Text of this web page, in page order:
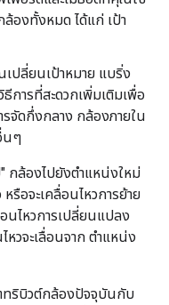
ล้องทั้งหมด ได้แก่ เป้า
ปลี่ยนเป้าหมาย แบริ่ง
ธีการที่สะดวกเพิ่มเติมเพื่อ
จัดกึ่งกลาง กล้องภายใน
นๆ
กล้องไปยังตำแหน่งใหม่
รือจะเคลื่อนไหวการย้าย
นไหวการเปลี่ยนแปลง
วจะเลื่อนจาก ตำแหน่ง
ทริบิวต์กล้องปัจจุบันกับ